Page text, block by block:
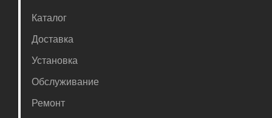
Каталог
Доставка
Установка
Обслуживание
Ремонт